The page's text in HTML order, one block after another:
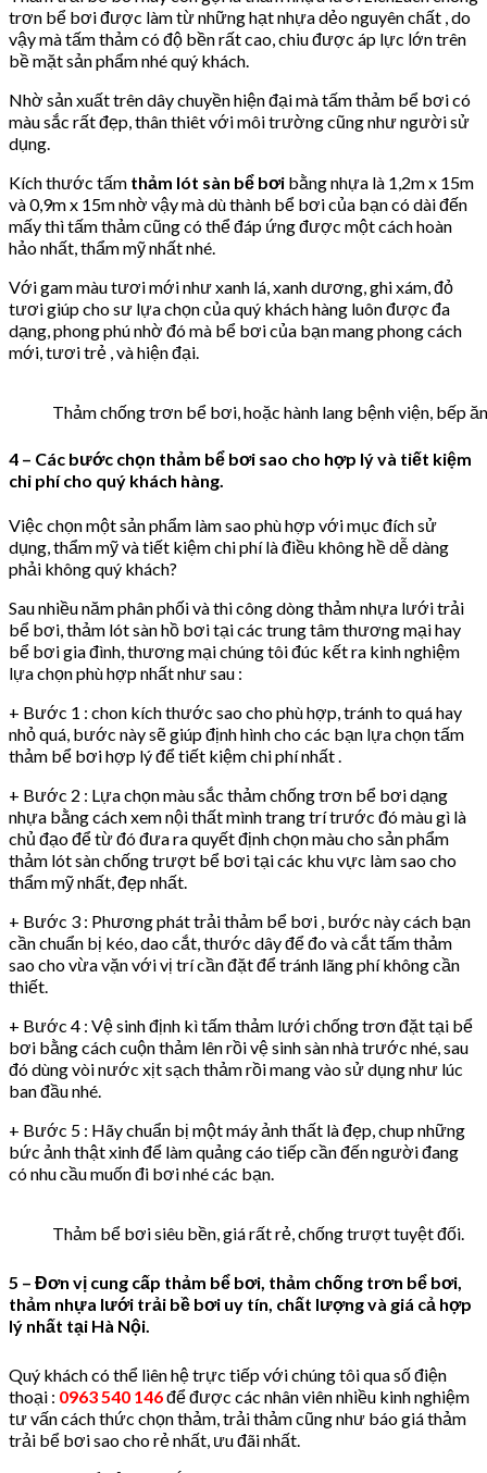
trơn bể bơi được làm từ những hạt nhựa dẻo nguyên chất , do
vậy mà tấm thảm có độ bền rất cao, chiu được áp lực lớn trên
bề mặt sản phẩm nhé quý khách.
Nhờ sản xuất trên dây chuyền hiện đại mà tấm thảm bể bơi có
màu sắc rất đẹp, thân thiêt với môi trường cũng như người sử
dụng.
Kích thước tấm thảm lót sàn bể bơi bằng nhựa là 1,2m x 15m
và 0,9m x 15m nhờ vậy mà dù thành bể bơi của bạn có dài đến
mấy thì tấm thảm cũng có thể đáp ứng được một cách hoàn
hảo nhất, thẩm mỹ nhất nhé.
Với gam màu tươi mới như xanh lá, xanh dương, ghi xám, đỏ
tươi giúp cho sư lựa chọn của quý khách hàng luôn được đa
dạng, phong phú nhờ đó mà bể bơi của bạn mang phong cách
mới, tươi trẻ , và hiện đại.
Thảm chống trơn bể bơi, hoặc hành lang bệnh viện, bếp
4 – Các bước chọn thảm bể bơi sao cho hợp lý và tiết kiệm
chi phí cho quý khách hàng.
Việc chọn một sản phẩm làm sao phù hợp với mục đích sử
dụng, thẩm mỹ và tiết kiệm chi phí là điều không hề dễ dàng
phải không quý khách?
Sau nhiều năm phân phối và thi công dòng thảm nhựa lưới trải
bể bơi, thảm lót sàn hồ bơi tại các trung tâm thương mại hay
bể bơi gia đình, thương mại chúng tôi đúc kết ra kinh nghiệm
lựa chọn phù hợp nhất như sau :
+ Bước 1 : chon kích thước sao cho phù hợp, tránh to quá hay
nhỏ quá, bước này sẽ giúp định hình cho các bạn lựa chọn tấm
thảm bể bơi hợp lý để tiết kiệm chi phí nhất .
+ Bước 2 : Lựa chọn màu sắc thảm chống trơn bể bơi dạng
nhựa bằng cách xem nội thất mình trang trí trước đó màu gì là
chủ đạo để từ đó đưa ra quyết định chọn màu cho sản phẩm
thảm lót sàn chống trượt bể bơi tại các khu vực làm sao cho
thẩm mỹ nhất, đẹp nhất.
+ Bước 3 : Phương phát trải thảm bể bơi , bước này cách bạn
cần chuẩn bị kéo, dao cắt, thước dây để đo và cắt tấm thảm
sao cho vừa vặn với vị trí cần đặt để tránh lãng phí không cần
thiết.
+ Bước 4 : Vệ sinh định kì tấm thảm lưới chống trơn đặt tại bể
bơi bằng cách cuộn thảm lên rồi vệ sinh sàn nhà trước nhé, sau
đó dùng vòi nước xịt sạch thảm rồi mang vào sử dụng như lúc
ban đầu nhé.
+ Bước 5 : Hãy chuẩn bị một máy ảnh thất là đẹp, chup những
bức ảnh thật xinh để làm quảng cáo tiếp cần đến người đang
có nhu cầu muốn đi bơi nhé các bạn.
Thảm bể bơi siêu bền, giá rất rẻ, chống trượt tuyệt đối.
5 – Đơn vị cung cấp thảm bể bơi, thảm chống trơn bể bơi,
thảm nhựa lưới trải bề bơi uy tín, chất lượng và giá cả hợp
lý nhất tại Hà Nội.
Quý khách có thể liên hệ trực tiếp với chúng tôi qua số điện
thoại : 0963 540 146để được các nhân viên nhiều kinh nghiệm
tư vấn cách thức chọn thảm, trải thảm cũng như báo giá thảm
trải bể bơi sao cho rẻ nhất, ưu đãi nhất.